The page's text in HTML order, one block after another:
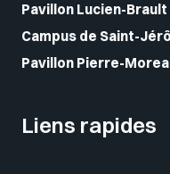
Pavillon Lucien-Brault
Campus de Saint-
Pavillon Pierre-
Liens rapides